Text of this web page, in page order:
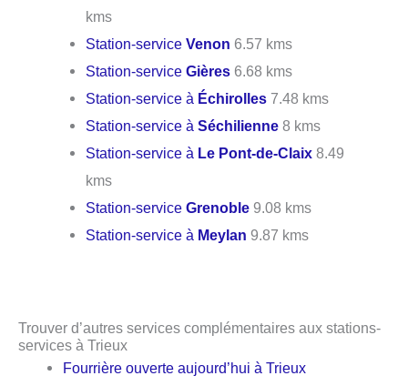
kms
Station-serviceVenon 6.57 kms
Station-serviceGières 6.68 kms
Station-service à Échirolles 7.48 kms
Station-service àSéchilienne 8 kms
Station-service à Le Pont-de-Claix 8.49
kms
Station-serviceGrenoble 9.08 kms
Station-service à Meylan 9.87 kms
Trouver d’autres services complémentaires aux stations-
services à Trieux
Fourrière ouverte aujourd’hui à Trieux